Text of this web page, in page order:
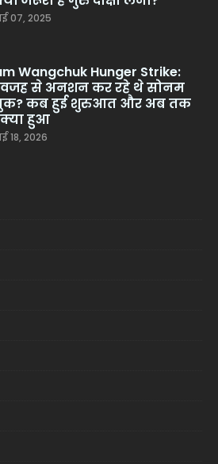
07, 2025
Wangchuk Hunger Strike:
से अनशन कर रहे थे सोनम
कब हुई शुरुआत और अब तक
हुआ
18, 2026